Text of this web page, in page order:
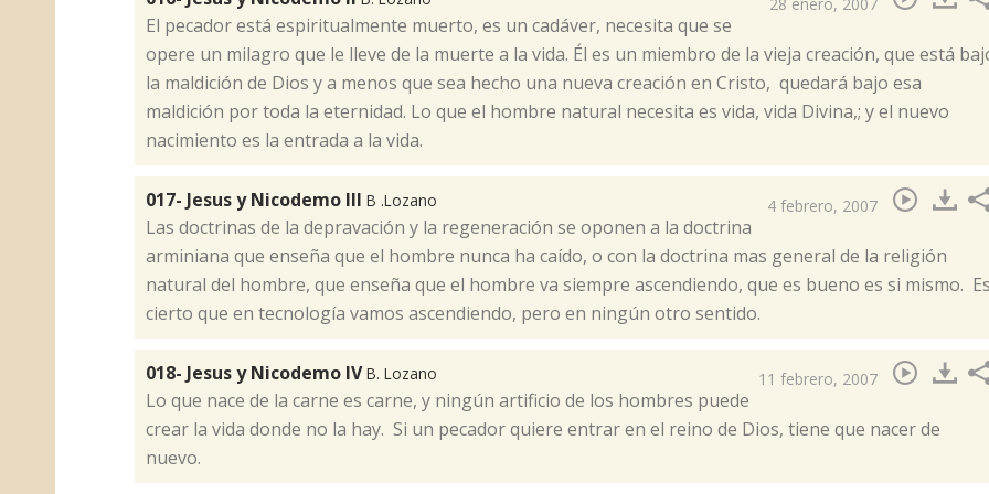
​El pecador está espiritualmente muerto, es un cadáver, necesita que se
opere un milagro que le lleve de la muerte a la vida. Él es un miembro de la vieja creación, que está
la maldición de Dios y a menos que sea hecho una nueva creación en Cristo, quedará bajo esa
maldición por toda la eternidad. Lo que el hombre natural necesita es vida, vida Divina,; y el nuevo
nacimiento es la entrada a la vida.
017- Jesus y Nicodemo III B .Lozano 4 febrero, 2007
​Las doctrinas de la depravación y la regeneración se oponen a la doctrina
arminiana que enseña que el hombre nunca ha caído, o con la doctrina mas general de la religión
natural del hombre, que enseña que el hombre va siempre ascendiendo, que es bueno es si mismo.
cierto que en tecnología vamos ascendiendo, pero en ningún otro sentido.
018- Jesus y Nicodemo IVB. Lozano 11 febrero, 2007
​Lo que nace de la carne es carne, y ningún artificio de los hombres puede
crear la vida donde no la hay. Si un pecador quiere entrar en el reino de Dios, tiene que nacer de
nuevo.